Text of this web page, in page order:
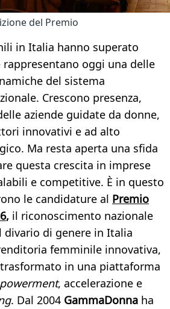
del Premio
in Italia hanno superato
oggi una delle
del sistema
Crescono presenza,
aziende guidate da donne,
innovativi e ad alto
Ma resta aperta una sfida
questa crescita in imprese
e competitive. È in questo
le candidature al Premio
, il riconoscimento nazionale
divario di genere in Italia
femminile innovativa,
in una piattaforma
, accelerazione e
. Dal 2004 GammaDonna ha